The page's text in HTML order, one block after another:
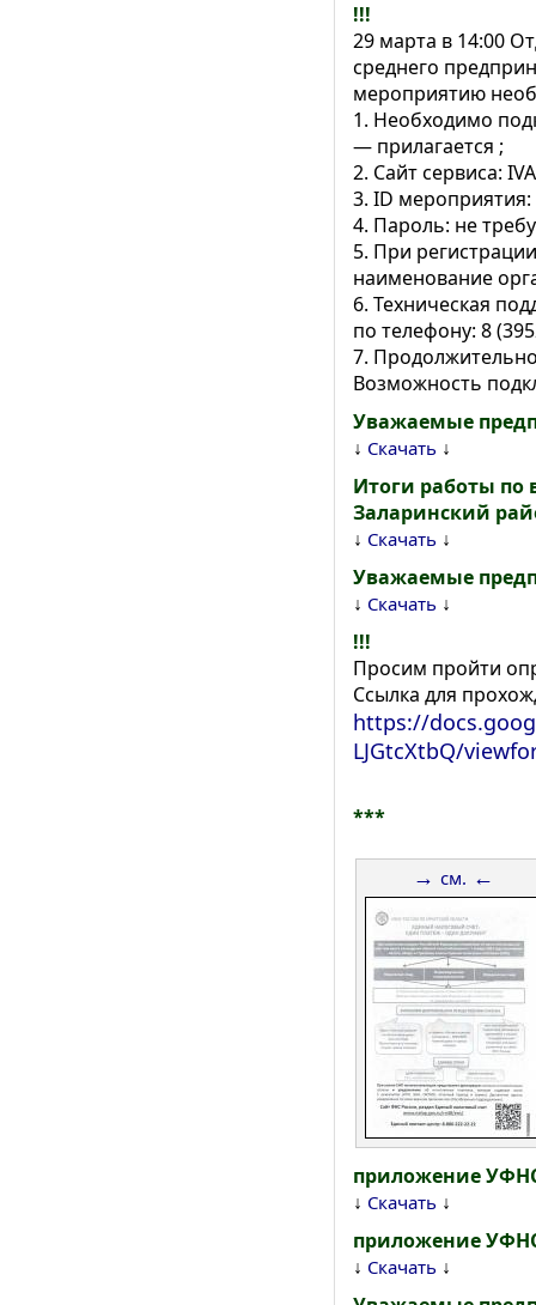
!!!
29 марта в 14:00
среднего
мероприятию
1. Необходимо
— прилагается ;
2. Сайт сервиса:
3. ID мероприятия:
4. Пароль: не
5. При
наименование
6. Техническая
по телефону: 8
7.
Возможность
Уважаемые
↓ Скачать ↓
Итоги работы по
Заларинский
↓ Скачать ↓
Уважаемые
↓ Скачать ↓
!!!
Просим пройти
Ссылка для
https://
LJGtcXtbQ/
***
→ см. ←
приложение
↓ Скачать ↓
приложение
↓ Скачать ↓